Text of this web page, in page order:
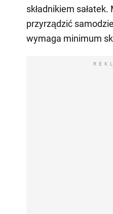
składnikiem
przyrządzić
wymaga minimum